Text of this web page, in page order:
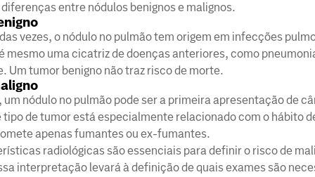
entre nódulos benignos e malignos.
vezes, o nódulo no pulmão tem origem em infecções
mesmo uma cicatriz de doenças anteriores, como
Um tumor benigno não traz risco de morte.
um nódulo no pulmão pode ser a primeira apresentação de
tipo de tumor está especialmente relacionado com o hábito
apenas fumantes ou ex-fumantes.
radiológicas são essenciais para definir o risco de
interpretação levará à definição de quais exames são